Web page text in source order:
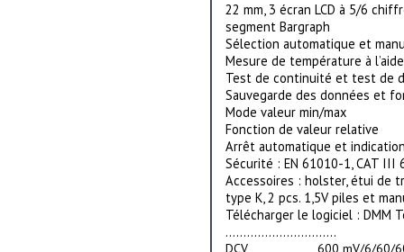
22 mm, 3 écran LCD à 5/6
segment Bargraph
Sélection automatique et
Mesure de température à
Test de continuité et test de
Sauvegarde des données et
Mode valeur min/max
Fonction de valeur relative
Arrêt automatique et
Sécurité : EN 61010-1, CAT III
Accessoires : holster, étui de
type K, 2 pcs. 1,5V piles et
Télécharger le logiciel : DMM
...............................
DCV
600 mV/6/60/